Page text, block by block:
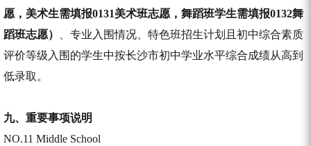
愿，美术生需填报0131美术班志愿，舞蹈班学生需填报0132舞
蹈班志愿）
、专业入围情况、特色班招生计划且初中综合素质
评价等级入围的学生中按长沙市初中学业水平综合成绩从高到
低录取。
九、 重要事项说明
NO.11 Middle School